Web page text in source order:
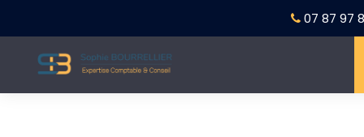
07 87 97